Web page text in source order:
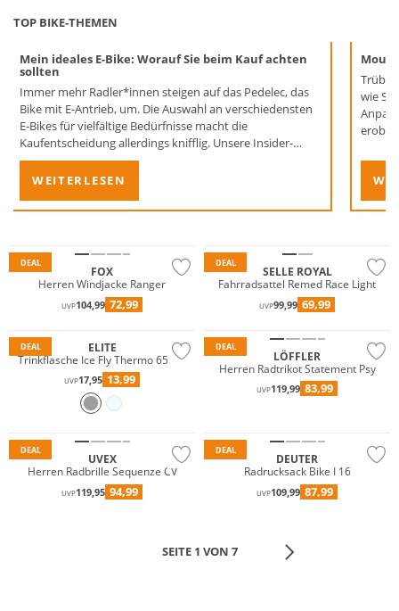
TOP BIKE-THEMEN
Mein ideales E-Bike: Worauf Sie beim Kauf achten
sollten
Immer mehr Radler*innen steigen auf das Pedelec, das
Bike mit E-Antrieb, um. Die Auswahl an verschiedensten
E-Bikes für vielfältige Bedürfnisse macht die
Kaufentscheidung allerdings knifflig. Unsere Insider-
Tipps unterstützen Sie beim Kauf eines passenden
WEITERLESEN
wie
DEAL
FOX
Herren Windjacke Ranger
UVP104,99 72,99
DEAL
SELLE ROYAL
Fahrradsattel Remed Race Light
UVP99,99 69,99
DEAL
ELITE
Trinkflasche Ice Fly Thermo 650ml
UVP17,95 13,99
DEAL
LÖFFLER
Herren Radtrikot Statement Psy
UVP119,99 83,99
DEAL
UVEX
Herren Radbrille Sequenze CV
UVP119,95 94,99
DEAL
DEUTER
Radrucksack Bike I 16
UVP109,99 87,99
SEITE 1 VON 7